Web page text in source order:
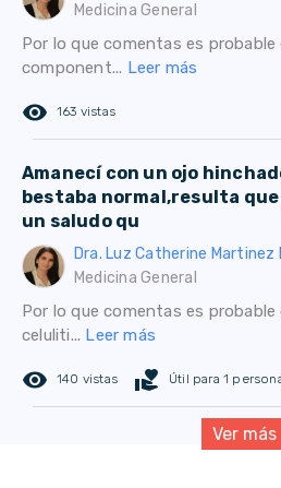
Medicina General
Por lo que comentas es
component... Leer más
remove_red_eye 163 vistas
Amanecí con un ojo
bestaba normal,resulta
un saludo qu
Dra. Luz Catherine Martinez
Medicina General
Por lo que comentas es
celuliti... Leer más
remove_red_eye 140 vistas volunteer_activism Útil para 1
Ver más